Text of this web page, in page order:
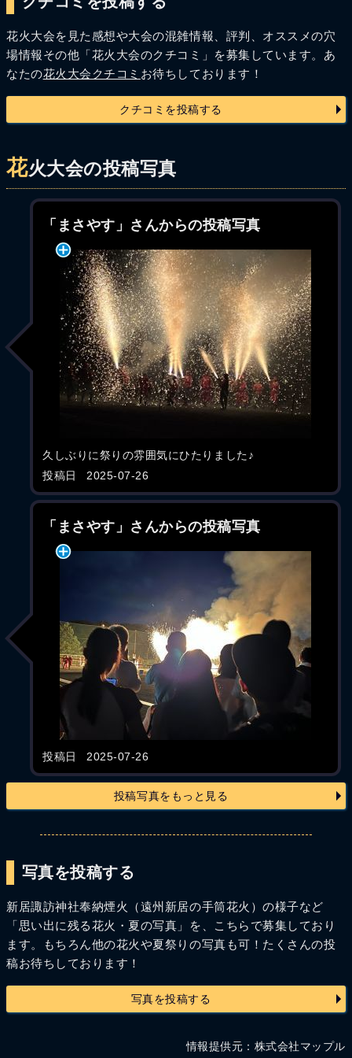
花火大会を見た感想や大会の混雑情報、評判、オススメの穴
場情報その他「花火大会のクチコミ」を募集しています。あ
なたの花火大会クチコミ お待ちしております！
クチコミを投稿する
花火大会の投稿写真
「まさやす」さんからの投稿写真
久しぶりに祭りの雰囲気にひたりました♪
投稿日
2025-07-26
「まさやす」さんからの投稿写真
投稿日 2025-07-26
投稿写真をもっと見る
写真を投稿する
新居諏訪神社奉納煙火（遠州新居の手筒花火）の様子など
「思い出に残る花火・夏の写真」を、こちらで募集しており
ます。もちろん他の花火や夏祭りの写真も可！たくさんの投
稿お待ちしております！
写真を投稿する
情報提供元：株式会社マップル